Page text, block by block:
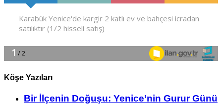
Köşe Yazıları
Bir İlçe­nin Do­ğu­şu: Ye­ni­ce’nin Gurur Günü